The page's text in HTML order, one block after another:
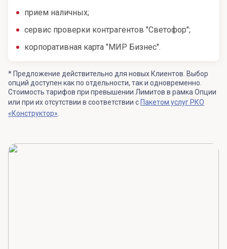
прием наличных;
сервис проверки контрагентов "Светофор";
корпоративная карта "МИР Бизнес".
* Предложение действительно для новых Клиентов. Выбор
опций доступен как по отдельности, так и одновременно.
Стоимость тарифов при превышении Лимитов в рамка Опции
или при их отсутствии в соответствии с Пакетом услуг РКО
«Конструктор»